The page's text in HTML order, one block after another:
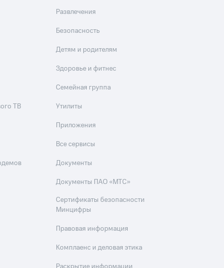
ТВ
Развлечения
Безопасность
Детям и родителям
Здоровье и фитнес
Семейная группа
Утилиты
Приложения
Все сервисы
Документы
Документы ПАО «МТС»
Сертификаты безопасности
Минцифры
Правовая информация
Комплаенс и деловая этика